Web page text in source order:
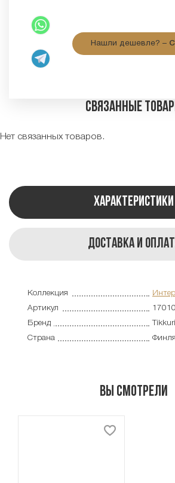
Нашли дешевле? –
Связанные
Нет связанных товаров.
Характеристики
Доставка и
Коллекция
Артикул
Бренд
Страна
Вы смотрели